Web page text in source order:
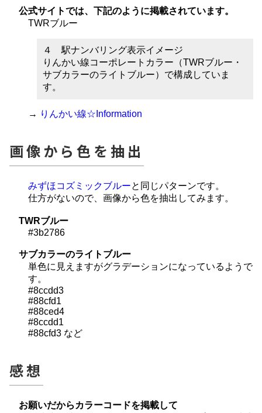
公式サイトでは、下記のように掲載されています。
TWRブルー
４ 駅ナンバリング表示イメージ
りんかい線コーポレートカラー（TWRブルー・
サブカラーのライトブルー）で構成していま
す。
→ りんかい線☆Information
画像から色を抽出
みずほコズミックブルーと同じパターンです。
仕方がないので、画像から色を抽出してみます。
TWRブルー
#3b2786
サブカラーのライトブルー
単色に見えますがグラデーションになっているようで
す。
#8ccdd3
#88cfd1
#88ced4
#8ccdd1
#88cfd3 など
感想
お願いだからカラーコードを掲載して